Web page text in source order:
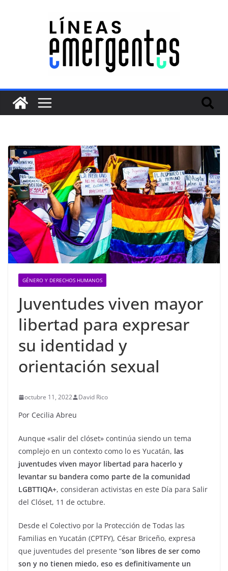
GÉNERO Y DERECHOS HUMANOS
Juventudes viven mayor
libertad para expresar
su identidad y
orientación sexual
octubre 11, 2022 David Rico
Por Cecilia Abreu
Aunque «salir del clóset» continúa siendo un tema
complejo en un contexto como lo es Yucatán, las
juventudes viven mayor libertad para hacerlo y
levantar su bandera como parte de la comunidad
LGBTTIQA+, consideran activistas en este Día para Salir
del Clóset, 11 de octubre.
Desde el Colectivo por la Protección de Todas las
Familias en Yucatán (CPTFY), César Briceño, expresa
que juventudes del presente “son libres de ser como
son y no tienen miedo, eso es definitivamente un